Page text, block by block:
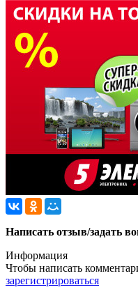
Написать отзыв/задать
Информация
Чтобы написать
зарегистрироваться